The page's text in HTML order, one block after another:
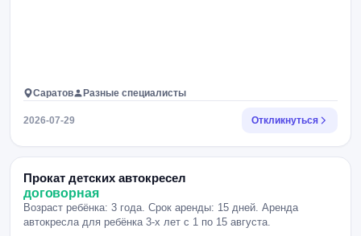
Саратов Разные специалисты
2026-07-29 Откликнуться
Прокат детских автокресел
договорная
Возраст ребёнка: 3 года. Срок аренды: 15 дней. Аренда
автокресла для ребёнка 3-х лет с 1 по 15 августа.